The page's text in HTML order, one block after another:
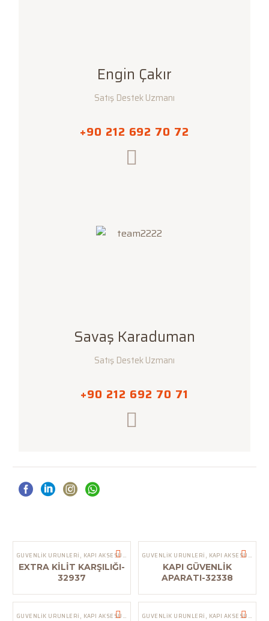
Engin Çakır
Satış Destek Uzmanı
+90 212 692 70 72
Savaş Karaduman
Satış Destek Uzmanı
+90 212 692 70 71
GÜVENLIK ÜRÜNLERI , KAPI AKSESUARLARI
EXTRA KİLİT KARŞILIĞI-
32937
GÜVENLIK ÜRÜNLERI , KAPI AKSESUARLARI
KAPI GÜVENLİK
APARATI-32338
GÜVENLIK ÜRÜNLERI , KAPI AKSESUARLARI GÜVENLIK ÜRÜNLERI , KAPI AKSESUARLARI